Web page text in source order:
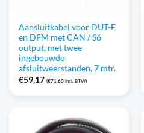
Aansluitkabel voor DUT-E
en DFM met CAN / S6
output, met twee
ingebouwde
afsluitweerstanden, 7 mtr.
€59,17 (€71,60 incl. BTW)